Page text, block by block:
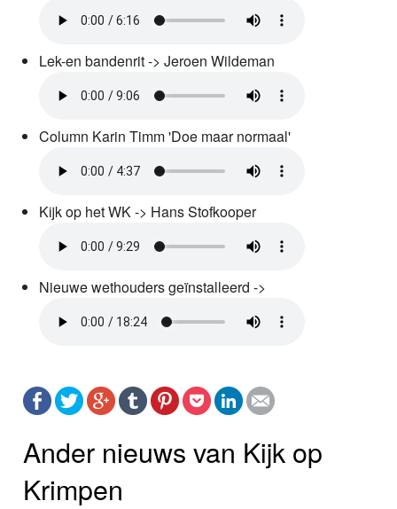
Lek-en bandenrit -> Jeroen Wildeman
Column Karin Timm 'Doe maar normaal'
Kijk op het WK -> Hans Stofkooper
Nieuwe wethouders geïnstalleerd ->
Ander nieuws van Kijk op
Krimpen